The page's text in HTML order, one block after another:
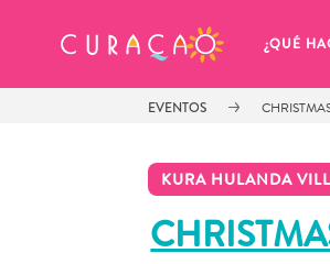
¿QUÉ
EVENTOS
KURA HULANDA
MIS FAVORITOS